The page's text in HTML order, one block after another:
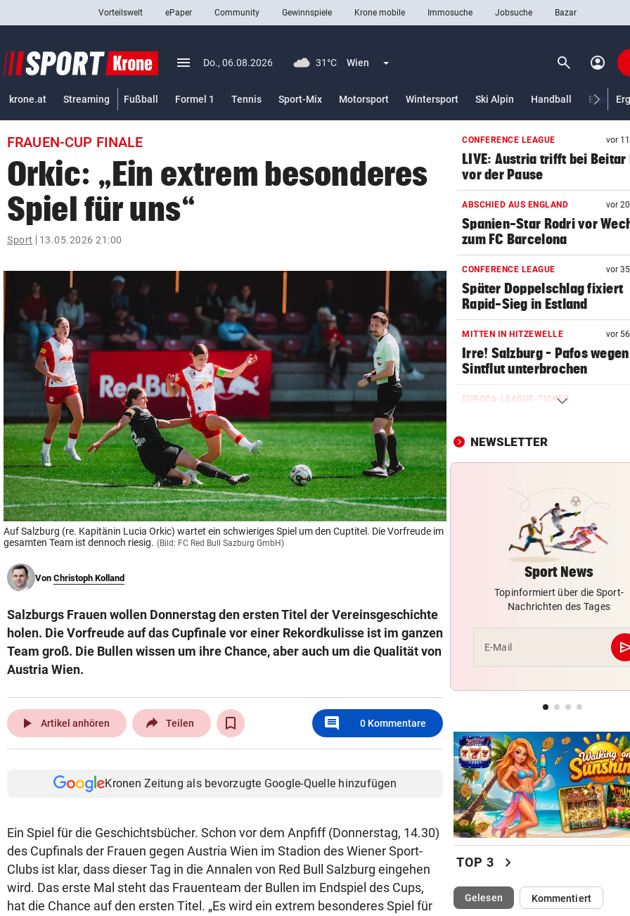
closeSchließen
Abonnieren
pin_drop
bookmark
search
Suchbegriff
© Krone Multimedia GmbH & Co KG 2026
Muthgasse 2, 1190 Wien
Vorteilswelt ePaper Community Gewinnspiele Krone mobile Immosuche Jobsuche Bazar
menu Menü aufklappen
Do., 06.08.2026 31°C Wien Menü aufklappen search Suchen
account_circle
krone.at Streaming Fußball Formel 1 Tennis Sport-Mix Motorsport Wintersport Ski Alpin Handball
FRAUEN-CUP FINALE
Orkic: „Ein extrem besonderes
Spiel für uns“
Sport 13.05.2026 21:00
Auf Salzburg (re. Kapitänin Lucia Orkic) wartet ein schwieriges Spiel um den Cuptitel. Die Vorfreude im
gesamten Team ist dennoch riesig. (Bild: FC Red Bull Sazburg GmbH)
Von Christoph Kolland
Salzburgs Frauen wollen Donnerstag den ersten Titel der Vereinsgeschichte
holen. Die Vorfreude auf das Cupfinale vor einer Rekordkulisse ist im ganzen
Team groß. Die Bullen wissen um ihre Chance, aber auch um die Qualität von
Austria Wien.
play_arrow Artikel anhören Teilen comment 0 Kommentare
Kronen Zeitung als bevorzugte Google-Quelle hinzufügen
Ein Spiel für die Geschichtsbücher. Schon vor dem Anpfiff (Donnerstag, 14.30)
des Cupfinals der Frauen gegen Austria Wien im Stadion des Wiener Sport-
Clubs ist klar, dass dieser Tag in die Annalen von Red Bull Salzburg eingehen
wird. Das erste Mal steht das Frauenteam der Bullen im Endspiel des Cups,
hat die Chance auf den ersten Titel. „Es wird ein extrem besonderes Spiel für
CONFERENCE LEAGUE vor
LIVE: Austria trifft bei Beitar
vor der Pause
ABSCHIED AUS ENGLAND vor
Spanien-Star Rodri vor
zum FC Barcelona
CONFERENCE LEAGUE vor
Später Doppelschlag fixiert
Rapid-Sieg in Estland
MITTEN IN HITZEWELLE vor
Irre! Salzburg – Pafos wegen
Sintflut unterbrochen
EUROPA-LEAGUE-TICKER
Pafos unterbrochen
WUNDER MUSS HER
Sturm Kraftakt!
LUCKENEDERS HIGHLIGHT
„Auf das Foto bin ich stolz –
die Gelbe auch“
TROTZ FIFA-RÜCKZIEHER
Knallhart! UEFA droht schon
wieder mit WM-Boykott
Aufstiegsfavoriten
Wie Infantino jetzt in den
Angriffsmodus schaltet
NEWSLETTER
Sport News
Topinformiert über die Sport-
Nachrichten des Tages
E-Mail
TOP 3 chevron_right
Gelesen(ausgewählt)Kommentiert